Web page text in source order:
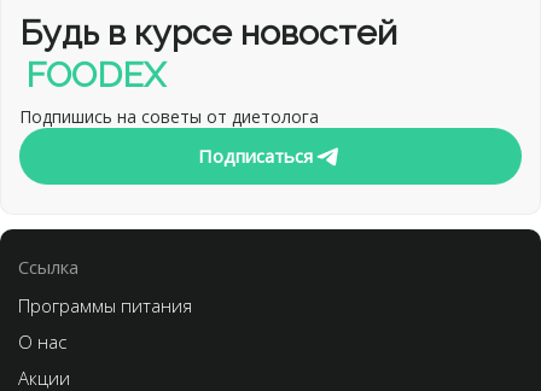
Будь в курсе новостей
FOODEX
Подпишись на советы от диетолога
Подписаться
Cсылка
Программы питания
О нас
Акции